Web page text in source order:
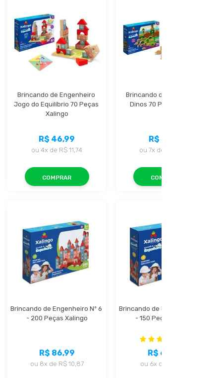
Brincando de Engenheiro
Jogo do Equilíbrio 70 Peças
Xalingo
R$ 46,99
ou 4x de R$ 11,74
COMPRAR
Brincando de Engenheiro
Dinos 70 Peças Xalingo
R$ 71,99
ou 7x de
COMPRAR
Brincando de Engenheiro Nº 6
- 200 Peças Xalingo
R$ 86,99
ou 8x de R$ 10,87
Brincando de Engenheiro Nº 5
- 150 Peças Xalingo
R$ 66,99
ou 6x de